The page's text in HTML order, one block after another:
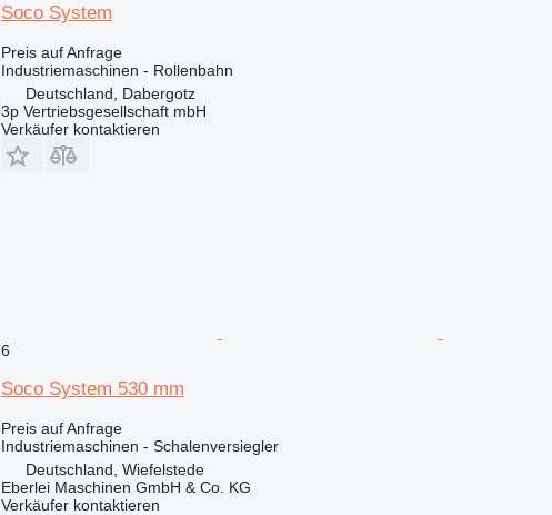
Soco System
Preis auf Anfrage
Industriemaschinen - Rollenbahn
Deutschland, Dabergotz
3p Vertriebsgesellschaft mbH
Verkäufer kontaktieren
6
Soco System 530 mm
Preis auf Anfrage
Industriemaschinen - Schalenversiegler
Deutschland, Wiefelstede
Eberlei Maschinen GmbH & Co. KG
Verkäufer kontaktieren